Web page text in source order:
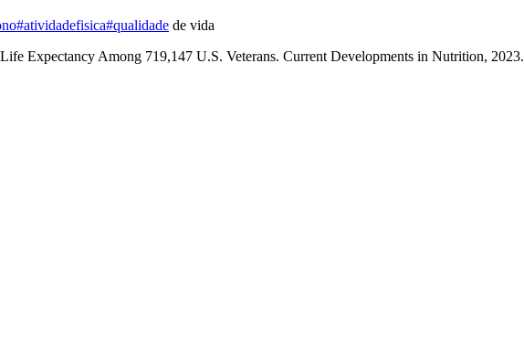
#atividadefisica#qualidade de vida
Expectancy Among 719,147 U.S. Veterans. Current Developments in Nutrition, 2023.